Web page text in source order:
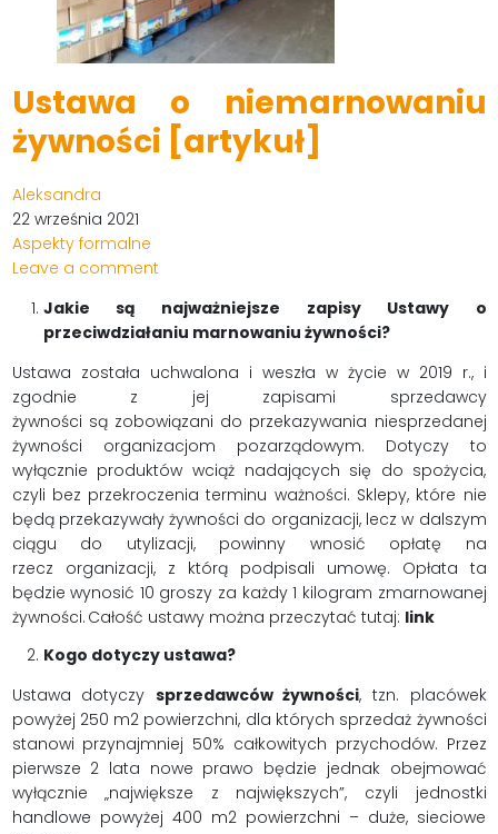
Ustawa o niemarnowaniu
żywności [artykuł]
Aleksandra
22 września 2021
Aspekty formalne
Leave a comment
Jakie są najważniejsze zapisy Ustawy o
przeciwdziałaniu marnowaniu żywności?
Ustawa została uchwalona i weszła w życie w 2019 r., i
zgodnie z jej zapisami sprzedawcy
żywności są zobowiązani do przekazywania niesprzedanej
żywności organizacjom pozarządowym. Dotyczy to
wyłącznie produktów wciąż nadających się do spożycia,
czyli bez przekroczenia terminu ważności. Sklepy, które nie
będą przekazywały żywności do organizacji, lecz w dalszym
ciągu do utylizacji, powinny wnosić opłatę na
rzecz organizacji, z którą podpisali umowę. Opłata ta
będzie wynosić 10 groszy za każdy 1 kilogram zmarnowanej
żywności. Całość ustawy można przeczytać tutaj: link
Kogo dotyczy ustawa?
Ustawa dotyczy sprzedawców żywności, tzn. placówek
powyżej 250 m2 powierzchni, dla których sprzedaż żywności
stanowi przynajmniej 50% całkowitych przychodów. Przez
pierwsze 2 lata nowe prawo będzie jednak obejmować
wyłącznie „największe z największych”, czyli jednostki
handlowe powyżej 400 m2 powierzchni – duże, sieciowe